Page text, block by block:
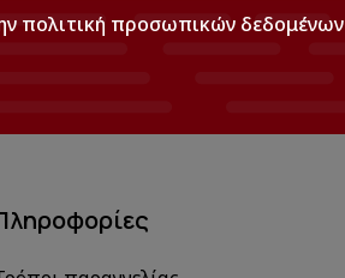
πολιτική προσωπικών δεδομένων